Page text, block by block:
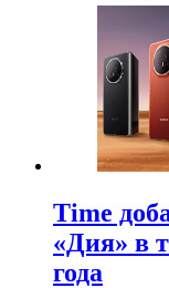
Time
«Дия» в
года